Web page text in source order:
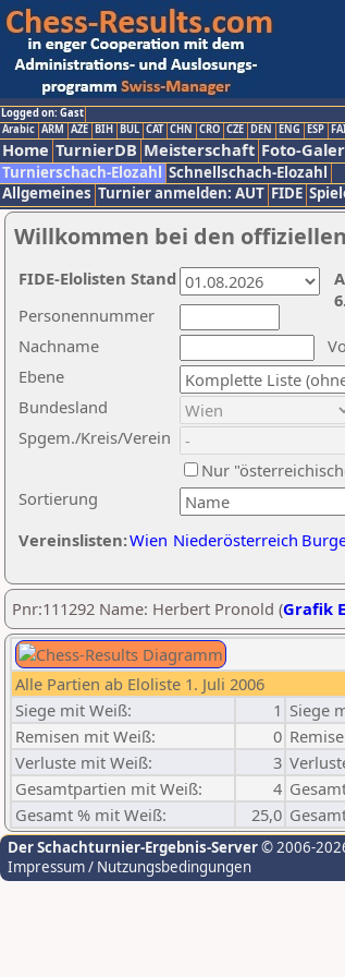
Logged on: Gast
Arabic ARM AZE BIH BUL CAT CHN CRO CZE DEN ENG ESP
Home TurnierDB Meisterschaft Foto-
Turnierschach-Elozahl Schnellschach-Elozahl
Allgemeines Turnier anmelden: AUT FIDE
Willkommen bei den
Nachname
Ebene
Sortierung
Personennummer
Bundesland
Spgem./Kreis/Verein
Nur
Vereinslisten:Wien Niederösterreich
FIDE-Elolisten Stand
Pnr:111292 Name: Herbert Pronold (Grafik
Alle Partien ab Eloliste 1. Juli 2006
Siege mit Weiß:
1 Siege
Remisen mit Weiß:
0
Verluste mit Weiß:
3
Gesamtpartien mit Weiß:
4
Gesamt % mit Weiß:
25,0
Der Schachturnier-Ergebnis-Server© 2006-
Impressum / Nutzungsbedingungen